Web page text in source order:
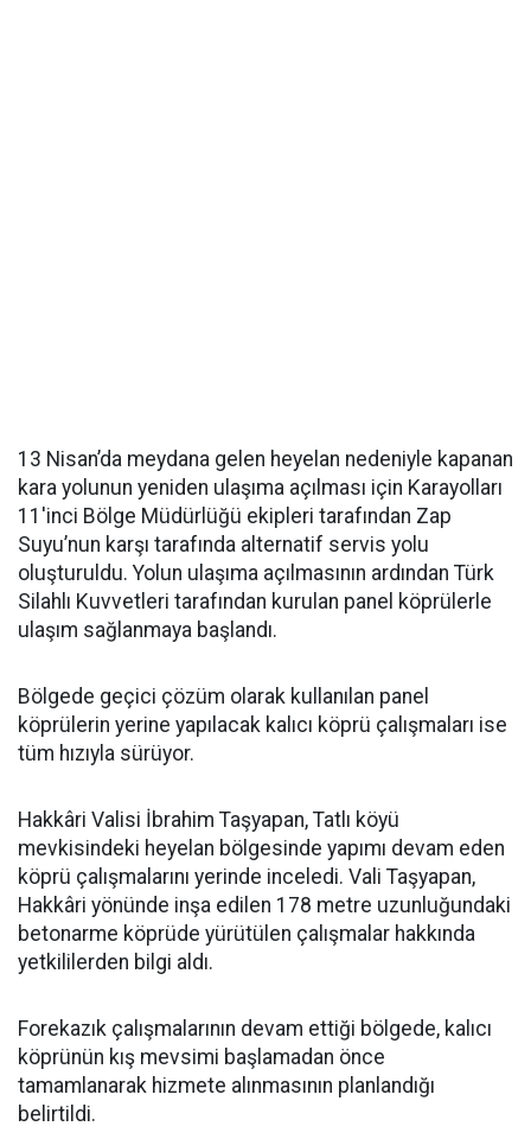
13 Nisan’da meydana gelen heyelan nedeniyle kapanan
kara yolunun yeniden ulaşıma açılması için Karayolları
11'inci Bölge Müdürlüğü ekipleri tarafından Zap
Suyu’nun karşı tarafında alternatif servis yolu
oluşturuldu. Yolun ulaşıma açılmasının ardından Türk
Silahlı Kuvvetleri tarafından kurulan panel köprülerle
ulaşım sağlanmaya başlandı.
Bölgede geçici çözüm olarak kullanılan panel
köprülerin yerine yapılacak kalıcı köprü çalışmaları ise
tüm hızıyla sürüyor.
Hakkâri Valisi İbrahim Taşyapan, Tatlı köyü
mevkisindeki heyelan bölgesinde yapımı devam eden
köprü çalışmalarını yerinde inceledi. Vali Taşyapan,
Hakkâri yönünde inşa edilen 178 metre uzunluğundaki
betonarme köprüde yürütülen çalışmalar hakkında
yetkililerden bilgi aldı.
Forekazık çalışmalarının devam ettiği bölgede, kalıcı
köprünün kış mevsimi başlamadan önce
tamamlanarak hizmete alınmasının planlandığı
belirtildi.